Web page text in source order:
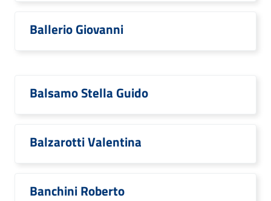
Ballerio Giovanni
Balsamo Stella Guido
Balzarotti Valentina
Banchini Roberto